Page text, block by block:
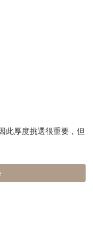
此厚度挑選很重要，但